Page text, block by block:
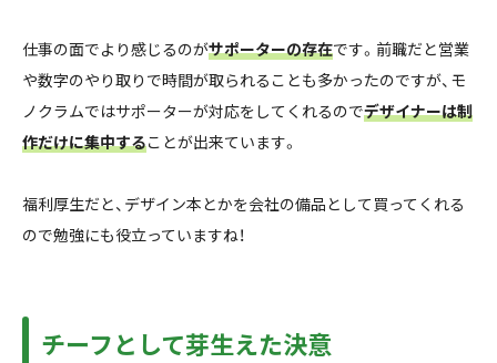
仕事の面でより感じるのがサポーターの存在です。前職だと営業
や数字のやり取りで時間が取られることも多かったのですが、モ
ノクラムではサポーターが対応をしてくれるのでデザイナーは制
作だけに集中することが出来ています。
福利厚生だと、デザイン本とかを会社の備品として買ってくれる
ので勉強にも役立っていますね！
チーフとして芽生えた決意